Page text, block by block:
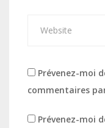
Prévenez-moi
commentaires
Prévenez-moi